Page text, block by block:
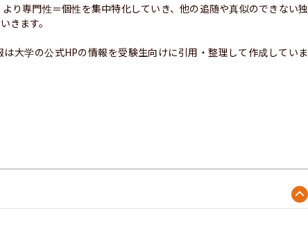
り専門性＝個性を集中特化していき、他の追随や真似のできない独
きます。
大学の公式HPの情報を受験生向けに引用・整理して作成していま